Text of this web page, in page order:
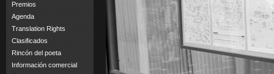
Premios
Agenda
Translation Rights
Clasificados
Rincón del poeta
Información comercial